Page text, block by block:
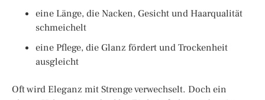
eine Länge, die Nacken, Gesicht und Haarqualität
schmeichelt
eine Pflege, die Glanz fördert und Trockenheit
ausgleicht
Oft wird Eleganz mit Strenge verwechselt. Doch ein